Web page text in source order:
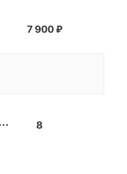
7 900₽
8